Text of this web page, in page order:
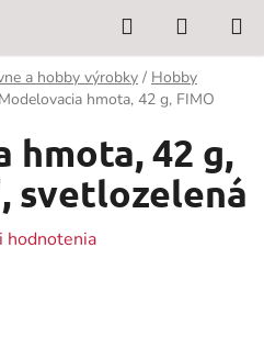
Hľadať
KOŠÍK
a hobby výrobky / Hobby
Modelovacia hmota, 42 g, FIMO
hmota, 42 g,
svetlozelená
hodnotenia